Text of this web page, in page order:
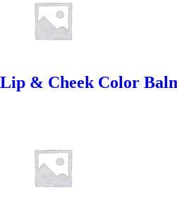
Lip & Cheek Color